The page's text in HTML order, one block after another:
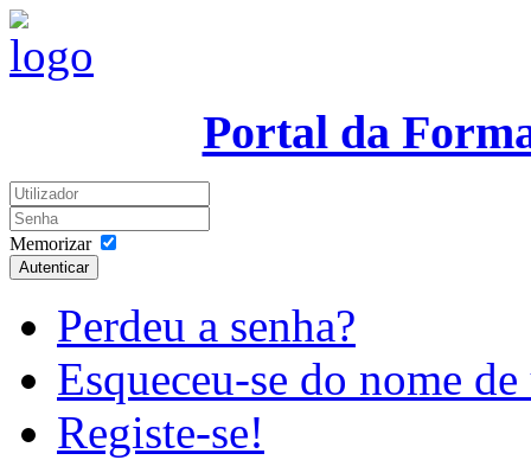
Portal da
Memorizar
Autenticar
Perdeu a senha?
Esqueceu-se do nome
Registe-se!